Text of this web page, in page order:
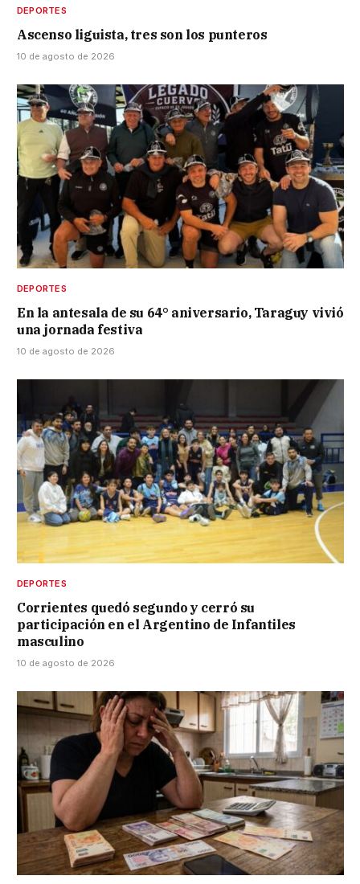
DEPORTES
Ascenso liguista, tres son los punteros
10 de agosto de 2026
DEPORTES
En la antesala de su 64° aniversario, Taraguy vivió
una jornada festiva
10 de agosto de 2026
DEPORTES
Corrientes quedó segundo y cerró su
participación en el Argentino de Infantiles
masculino
10 de agosto de 2026